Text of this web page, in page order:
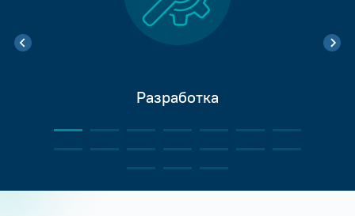
Разработка